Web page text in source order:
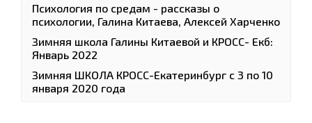
Психология по средам - рассказы о
психологии, Галина Китаева, Алексей Харченко
Зимняя школа Галины Китаевой и КРОСС- Екб:
Январь 2022
Зимняя ШКОЛА КРОСС-Екатеринбург с 3 по 10
января 2020 года